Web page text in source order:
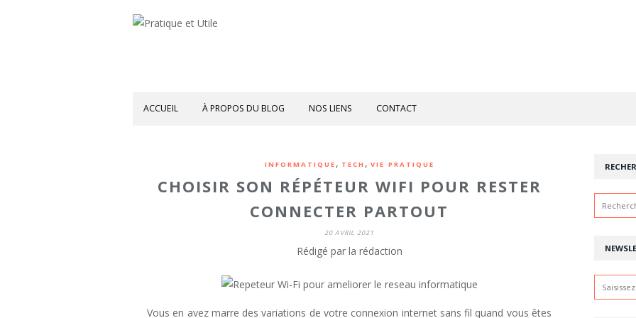
ACCUEIL À PROPOS DU BLOG NOS LIENS CONTACT
INFORMATIQUE , TECH , VIE PRATIQUE
CHOISIR SON RÉPÉTEUR WIFI POUR RESTER
CONNECTER PARTOUT
20 AVRIL 2021
Rédigé par la rédaction
Vous en avez marre des variations de votre connexion internet sans fil quand vous êtes